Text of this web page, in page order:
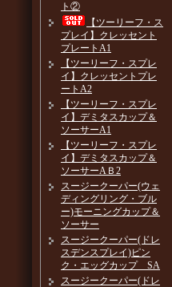
ト②
【ツーリーフ・ス
プレイ】クレッセント
プレートA1
【ツーリーフ・スプレ
イ】クレッセントプレ
ートA2
【ツーリーフ・スプレ
イ】デミタスカップ＆
ソーサーA1
【ツーリーフ・スプレ
イ】デミタスカップ＆
ソーサーAＢ2
スージークーパー(ウェ
ディングリング・ブル
ー)モーニングカップ＆
ソーサー
スージークーパー(ドレ
スデンスプレイ)ピン
ク・エッグカップ SA
スージークーパー(ドレ